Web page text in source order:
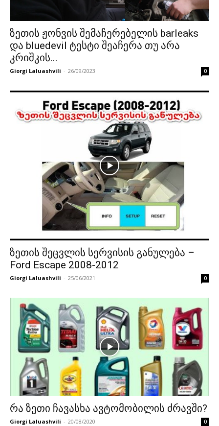
ზეთის ჟონვის შემაჩერებელის barleaks
და bluedevil ტესტი შეაჩერა თუ არა
კრიშკის...
Giorgi Laluashvili - 26/09/2023 0
ზეთის შეცვლის სერვისის განულება –
Ford Escape 2008-2012
Giorgi Laluashvili - 25/06/2021 0
რა ზეთი ჩავასხა ავტომობილის ძრავში?
Giorgi Laluashvili - 20/08/2020 0